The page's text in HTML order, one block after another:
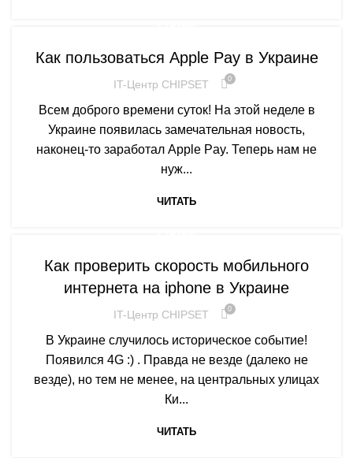
Как пользоваться Apple Pay в Украине
IT-Центр CHIPSET 0
Всем доброго времени суток! На этой неделе в
Украине появилась замечательная новость,
наконец-то заработал Apple Pay. Теперь нам не
нуж...
ЧИТАТЬ
Как проверить скорость мобильного
интернета на iphone в Украине
IT-Центр CHIPSET 0
В Украине случилось историческое событие!
Появился 4G :) . Правда не везде (далеко не
везде), но тем не менее, на центральных улицах
Ки...
ЧИТАТЬ